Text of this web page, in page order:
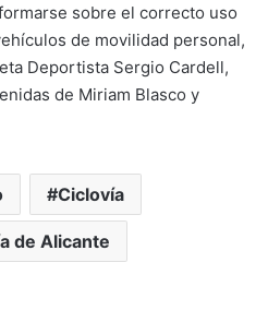
sobre el correcto uso
de movilidad personal,
Deportista Sergio Cardell,
de Miriam Blasco y
Ciclovía
de Alicante